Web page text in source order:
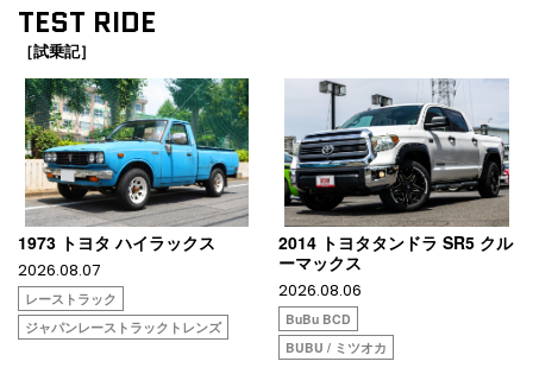
TEST RIDE
［試乗記］
1973 トヨタ ハイラックス
2026.08.07
レーストラック
ジャパンレーストラックトレンズ
2014 トヨタタンドラ SR5 クル
ーマックス
2026.08.06
BuBu BCD
BUBU / ミツオカ